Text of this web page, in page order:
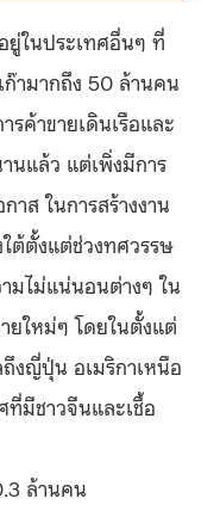
ในประเทศอื่นๆ ที่
ก๊ามากถึง 50 ล้านคน
ค้าขายเดินเรือและ
นแล้ว แต่เพิ่งมีการ
าส ในการสร้างงาน
ใต้ตั้งแต่ช่วงทศวรรษ
มไม่แน่นอนต่างๆ ใน
ยใหม่ๆ โดยในตั้งแต่
งญี่ปุ่น อเมริกาเหนือ
ที่มีชาวจีนและเชื้อ
ล้านคน